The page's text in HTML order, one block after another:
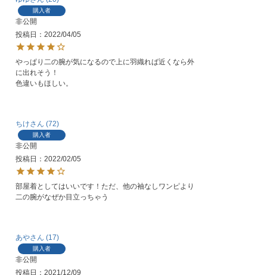
購入者
非公開
投稿日
2022/04/05
やっぱり二の腕が気になるので上に羽織れば近くなら外
に出れそう！
色違いもほしい。
ちけ 72
購入者
非公開
投稿日
2022/02/05
部屋着としてはいいです！ただ、他の袖なしワンピより
二の腕がなぜか目立っちゃう
あや 17
購入者
非公開
投稿日
2021/12/09